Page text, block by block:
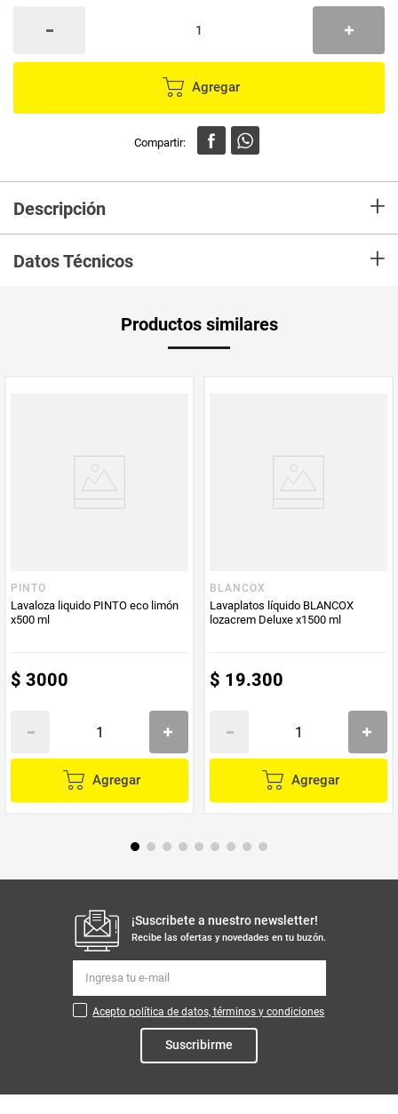
Agregar
Descripción +
loza y cuidado de manos gracias a su ingrediente principal el COLAGENO
y su formula dermatológicamente comprobada.
Datos Técnicos +
PUM - Unidad
de Medida
Productos similares
PINTO
Lavaloza liquido PINTO eco limón
x500 ml
$ 3000
Agregar
BLANCOX
Lavaplatos líquido BLANCOX
lozacrem Deluxe x1500 ml
$ 19.300
Agregar
¡Suscribete a nuestro newsletter!
Recibe las ofertas y novedades en tu buzón.
Acepto política de datos, términos y condiciones
Suscribirme